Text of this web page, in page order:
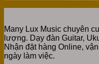
Many Lux Music chuyên
lượng. Dạy đàn Guitar,
Nhận đặt hàng Online,
ngày làm việc.